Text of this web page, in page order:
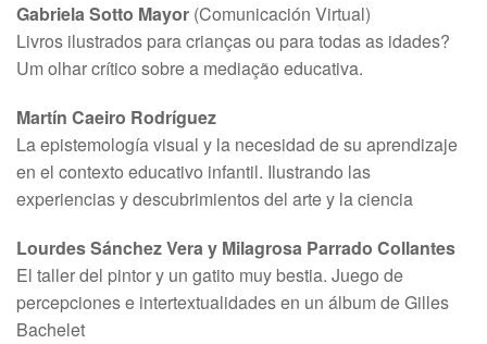
Gabriela Sotto Mayor (Comunicación Virtual)
Livros ilustrados para crianças ou para todas as idades?
Um olhar crítico sobre a mediação educativa.
Martín Caeiro Rodríguez
La epistemología visual y la necesidad de su aprendizaje
en el contexto educativo infantil. Ilustrando las
experiencias y descubrimientos del arte y la ciencia
Lourdes Sánchez Vera y Milagrosa Parrado Collantes
El taller del pintor y un gatito muy bestia. Juego de
percepciones e intertextualidades en un álbum de Gilles
Bachelet